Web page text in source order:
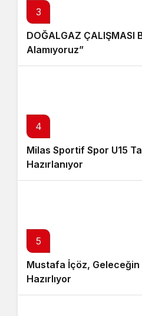
3
DOĞALGAZ ÇALIŞMASI
Alamıyoruz”
4
Milas Sportif Spor U15
Hazırlanıyor
5
Mustafa İçöz, Geleceğin
Hazırlıyor